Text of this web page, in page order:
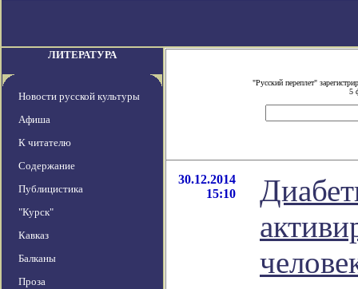
ЛИТЕРАТУРА
Новости русской культуры
Афиша
К читателю
Содержание
Публицистика
"Курск"
Кавказ
Балканы
Проза
"Русский переплет"
5
30.12.2014
15:10